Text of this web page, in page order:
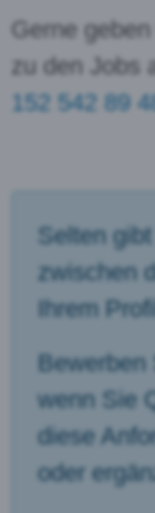
Gerne
zu den Jobs
152 542 89
Selten
zwischen
Ihrem
wenn Sie
diese
oder